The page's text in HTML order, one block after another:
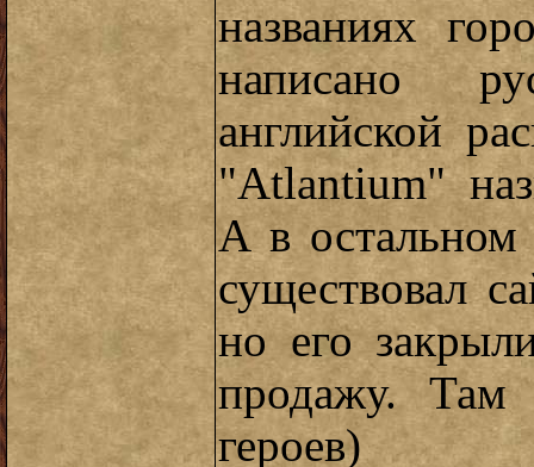
названиях
написано
английской
"Atlantium"
А в остальном
существовал
но его
продажу. Там
героев)